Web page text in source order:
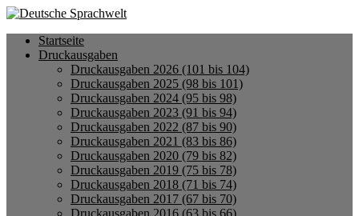
Startseite
Druckausgaben
Druckausgaben 2026 (101 bis 104)
Druckausgaben 2025 (98 bis 101)
Druckausgaben 2024 (95 bis 98)
Druckausgaben 2023 (91 bis 94)
Druckausgaben 2022 (87 bis 90)
Druckausgaben 2021 (83 bis 86)
Druckausgaben 2020 (79 bis 82)
Druckausgaben 2019 (75 bis 78)
Druckausgaben 2018 (71 bis 74)
Druckausgaben 2017 (67 bis 70)
Druckausgaben 2016 (63 bis 66)